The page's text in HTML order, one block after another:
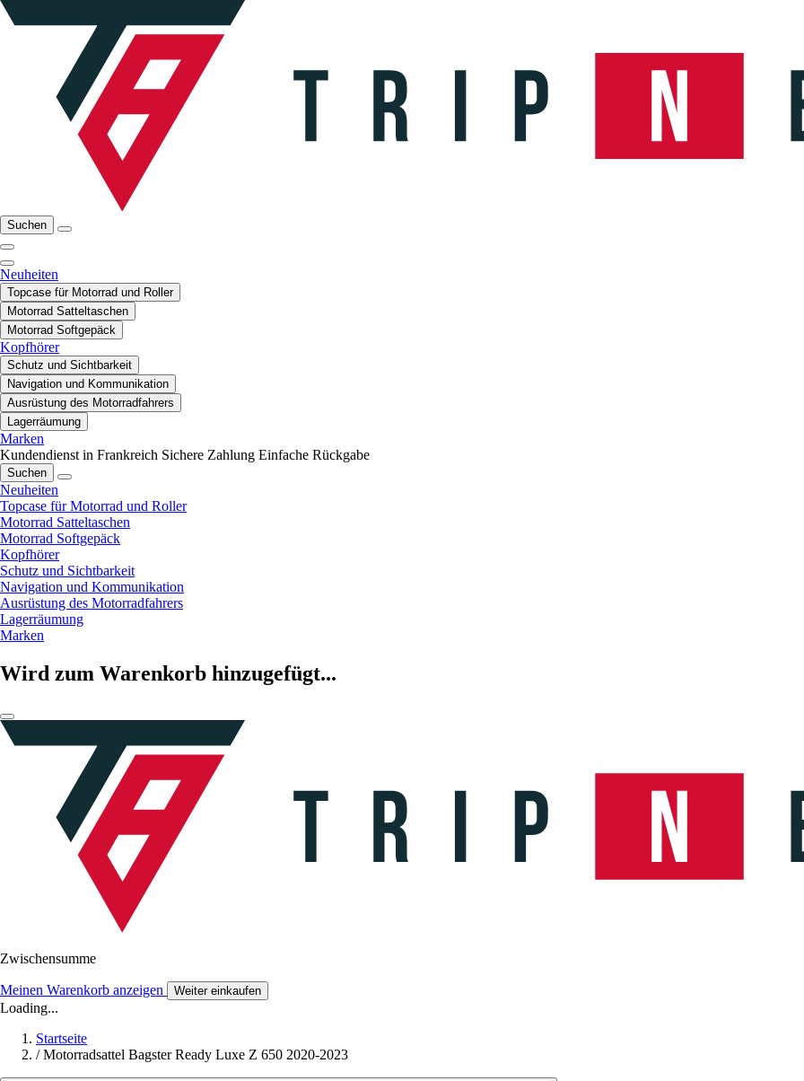
Suchen
Neuheiten
Topcase für Motorrad und Roller
Motorrad Satteltaschen
Motorrad Softgepäck
Kopfhörer
Schutz und Sichtbarkeit
Navigation und Kommunikation
Ausrüstung des Motorradfahrers
Lagerräumung
Marken
Kundendienst in Frankreich Sichere Zahlung Einfache Rückgabe
Suchen
Neuheiten
Topcase für Motorrad und Roller
Motorrad Satteltaschen
Motorrad Softgepäck
Kopfhörer
Schutz und Sichtbarkeit
Navigation und Kommunikation
Ausrüstung des Motorradfahrers
Lagerräumung
Marken
Wird zum Warenkorb hinzugefügt...
Zwischensumme
Meinen Warenkorb anzeigen Weiter einkaufen
Loading...
Startseite
/ Motorradsattel Bagster Ready Luxe Z 650 2020-2023